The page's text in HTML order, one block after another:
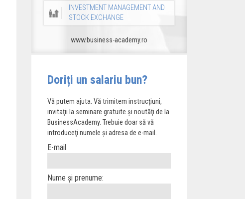
INVESTMENT MANAGEMENT AND
STOCK EXCHANGE
www.business-academy.ro
Doriți un salariu bun?
Vă putem ajuta. Vă trimitem instrucțiuni,
invitaţii la seminare gratuite şi noutăţi de la
BusinessAcademy. Trebuie doar să vă
introduceţi numele și adresa de e-mail.
E-mail
Nume și prenume: